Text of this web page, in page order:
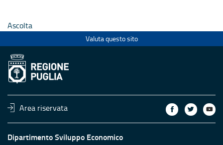
Ascolta
Valuta questo sito
Area riservata
Dipartimento Sviluppo Economico